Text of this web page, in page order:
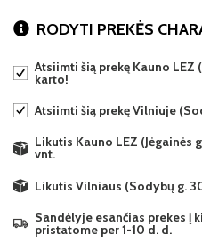
RODYTI PREKĖS
Atsiimti šią prekę Kauno LEZ
karto!
Atsiimti šią prekę Vilniuje
Likutis Kauno LEZ (Jėgainės
vnt.
Likutis Vilniaus (Sodybų g.
Sandėlyje esančias prekes į
pristatome per 1-10 d. d.